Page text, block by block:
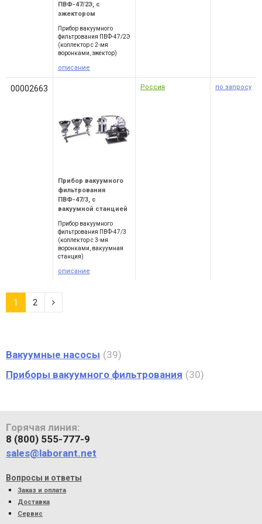
ПВФ-47/2Э, с
эжектором
Прибор вакуумного
фильтрования ПВФ-47/2Э
(коллектор с 2-мя
воронками, эжектор)
описание
00002663
Прибор вакуумного
фильтрования
ПВФ-47/3, с
вакуумной станцией
Прибор вакуумного
фильтрования ПВФ-47/3
(коллектор с 3-мя
воронками, вакуумная
станция)
описание
Россия по запросу
1 2
Вакуумные насосы
39
Приборы вакуумного фильтрования
30
Горячая линия:
8 (800) 555-777-9
sales@laborant.net
Вопросы и ответы
Заказ и оплата
Доставка
Сервис